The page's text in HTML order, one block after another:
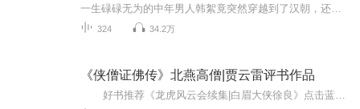
324 34.2万
《侠僧证佛传》北燕高僧|贾云雷评书作品